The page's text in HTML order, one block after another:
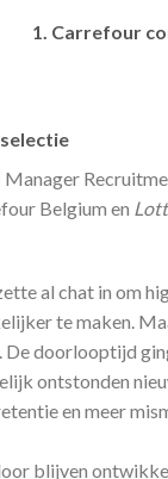
1. Carrefour
Manager
Belgium en
al chat in om
te maken.
De doorlooptijd
ontstonden
en meer
blijven